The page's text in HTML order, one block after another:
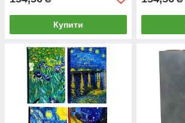
Купити